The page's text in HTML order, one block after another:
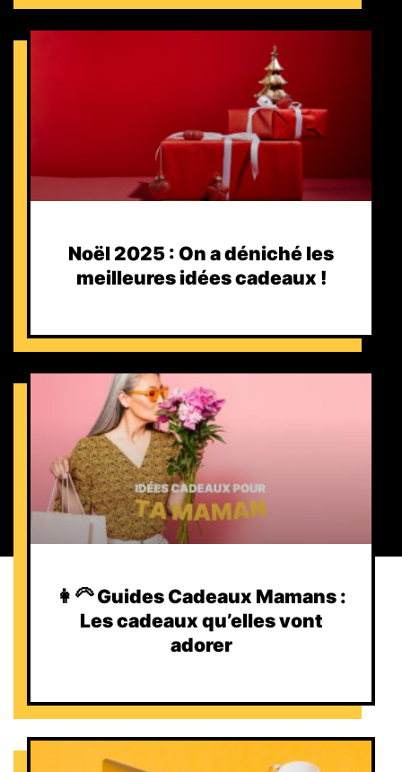
Noël 2025 : On a déniché les
meilleures idées cadeaux !
👩‍🦳 Guides Cadeaux Mamans :
Les cadeaux qu’elles vont
adorer